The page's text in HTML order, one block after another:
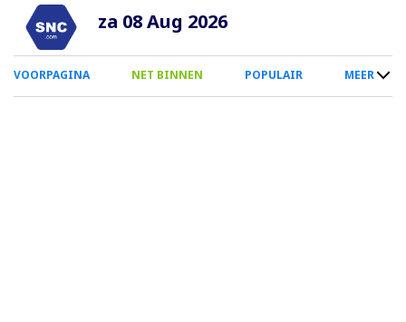
Overslaan
naar
inhoud
za 08 Aug 2026
0
Smartphone
VOORPAGINA NET BINNEN POPULAIR MEER